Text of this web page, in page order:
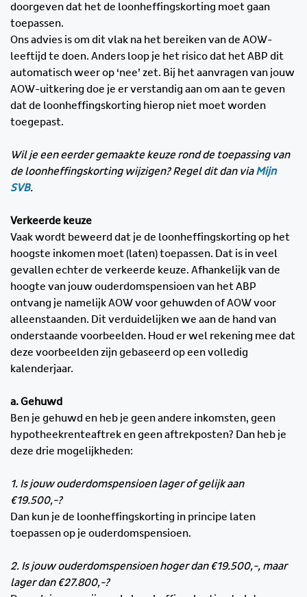
doorgeven dat het de loonheffingskorting moet gaan
toepassen.
Ons advies is om dit vlak na het bereiken van de AOW-
leeftijd te doen. Anders loop je het risico dat het ABP dit
automatisch weer op ‘nee’ zet. Bij het aanvragen van jouw
AOW-uitkering doe je er verstandig aan om aan te geven
dat de loonheffingskorting hierop niet moet worden
toegepast.
Wil je een eerder gemaakte keuze rond de toepassing van
de loonheffingskorting wijzigen? Regel dit dan viaMijn
SVB.
Verkeerde keuze
Vaak wordt beweerd dat je de loonheffingskorting op het
hoogste inkomen moet (laten) toepassen. Dat is in veel
gevallen echter de verkeerde keuze. Afhankelijk van de
hoogte van jouw ouderdomspensioen van het ABP
ontvang je namelijk AOW voor gehuwden of AOW voor
alleenstaanden. Dit verduidelijken we aan de hand van
onderstaande voorbeelden. Houd er wel rekening mee dat
deze voorbeelden zijn gebaseerd op een volledig
kalenderjaar.
a. Gehuwd
Ben je gehuwd en heb je geen andere inkomsten, geen
hypotheekrenteaftrek en geen aftrekposten? Dan heb je
deze drie mogelijkheden:
1. Is jouw ouderdomspensioen lager of gelijk aan
€19.500,-?
Dan kun je de loonheffingskorting in principe laten
toepassen op je ouderdomspensioen.
2. Is jouw ouderdomspensioen hoger dan €19.500,-, maar
lager dan €27.800,-?